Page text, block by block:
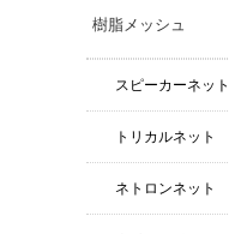
樹脂メッシュ
スピーカーネット
トリカルネット
ネトロンネット